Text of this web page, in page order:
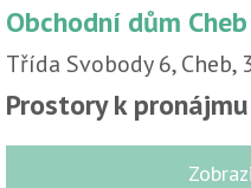
Obchodní dům Cheb
Třída Svobody 6, Cheb,
Prostory k